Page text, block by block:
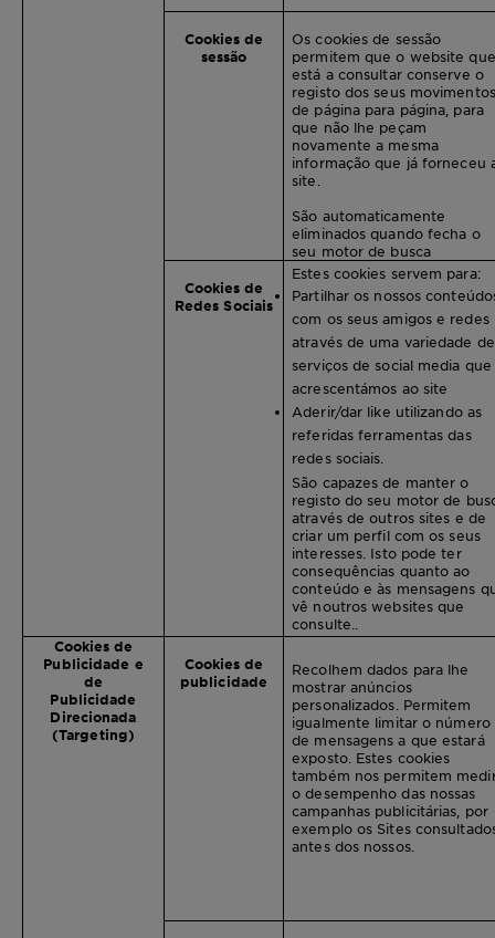
Cookies de
sessão
Os cookies de sessão
permitem que o website que
está a consultar conserve o
registo dos seus movimentos
de página para página, para
que não lhe peçam
novamente a mesma
informação que já forneceu
site.
São automaticamente
eliminados quando fecha o
seu motor de busca
Cookies de
Redes Sociais
Estes cookies servem para:
Partilhar os nossos
com os seus amigos e redes
através de uma variedade de
serviços de social media que
acrescentámos ao site
Aderir/dar like utilizando as
referidas ferramentas das
redes sociais.
São capazes de manter o
registo do seu motor de
através de outros sites e de
criar um perfil com os seus
interesses. Isto pode ter
consequências quanto ao
conteúdo e às mensagens
vê noutros websites que
consulte..
Cookies de
Publicidade e
de
Publicidade
Direcionada
(Targeting)
Cookies de
publicidade
Recolhem dados para lhe
mostrar anúncios
personalizados. Permitem
igualmente limitar o número
de mensagens a que estará
exposto. Estes cookies
também nos permitem
o desempenho das nossas
campanhas publicitárias, por
exemplo os Sites
antes dos nossos.